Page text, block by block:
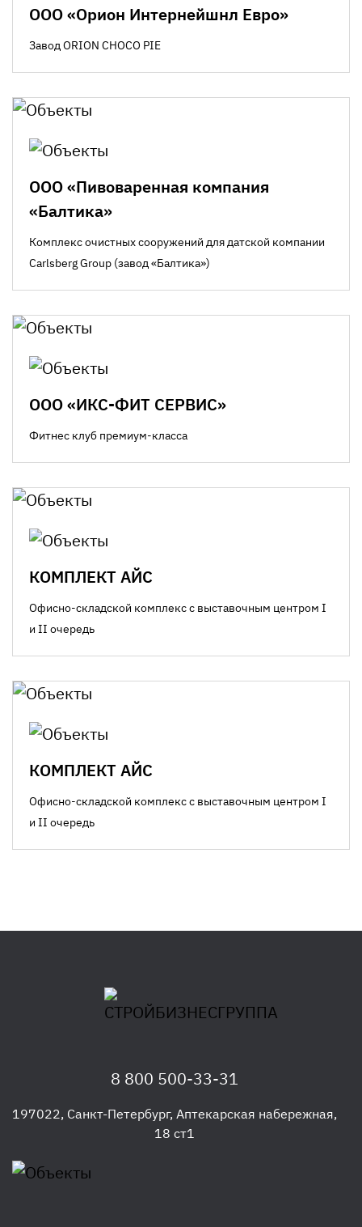
ООО «Орион Интернейшнл Евро»
Завод ORION CHOCO PIE
ООО «Пивоваренная компания
«Балтика»
Комплекс очистных сооружений для датской компании
Carlsberg Group (завод «Балтика»)
ООО «ИКС-ФИТ СЕРВИС»
Фитнес клуб премиум-класса
КОМПЛЕКТ АЙС
Офисно-складской комплекс с выставочным центром I
и II очередь
КОМПЛЕКТ АЙС
Офисно-складской комплекс с выставочным центром I
и II очередь
8 800 500-33-31
197022, Санкт-Петербург, Аптекарская набережная,
18 ст1